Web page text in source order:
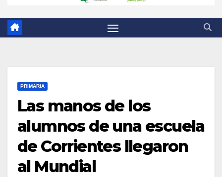
PRIMARIA
Las manos de los
alumnos de una escuela
de Corrientes llegaron
al Mundial